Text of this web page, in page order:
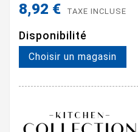
8,92 € TAXE INCLUSE
Disponibilité
Choisir un magasin